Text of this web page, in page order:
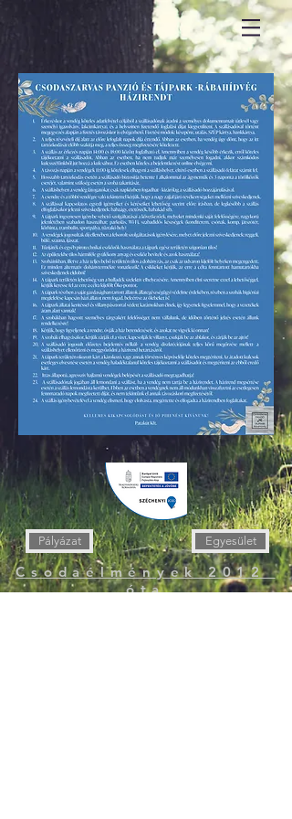
Pályázat Egyesület
Csodaélmények 2012
óta